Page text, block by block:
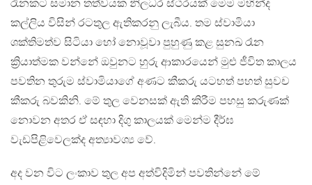
රෑනකට සමාන තත්වයක නිලධර ස්ථරයක් මෙම මහින්ද
කල්ලිය විසින් රටතුල ඇතිකරනු ලැබීය. තම ස්වාමියා
ශක්තිමත්ව සිටියා හෝ නොවූවා පුහුණු කළ සුනඛ රෑන
ක්‍රියාත්මක වන්නේ ඔවුනට හුරු ආකාරයෙන් මුළු ජීවිත කාලය
පවතින තුරුම ස්වාමියාගේ අණට කීකරු යටහත් පහත් සුවච
කීකරු බවකිනි. මේ තුල වෙනසක් ඇති කිරීම පහසු කරුණක්
නොවන අතර ඒ සඳහා දිගු කාලයක් මෙන්ම දීර්ඝ
වැඩපිළිවෙලක්ද අත්‍යාවශ්‍ය වේ.
අද වන විට ලංකාව තුල අප අත්විදිමින් පවතින්නේ මේ